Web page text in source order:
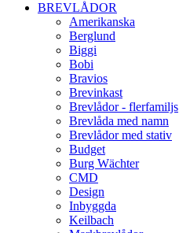
BREVLÅDOR
Amerikanska
Berglund
Biggi
Bobi
Bravios
Brevinkast
Brevlådor - flerfamiljs
Brevlåda med namn
Brevlådor med stativ
Budget
Burg Wächter
CMD
Design
Inbyggda
Keilbach